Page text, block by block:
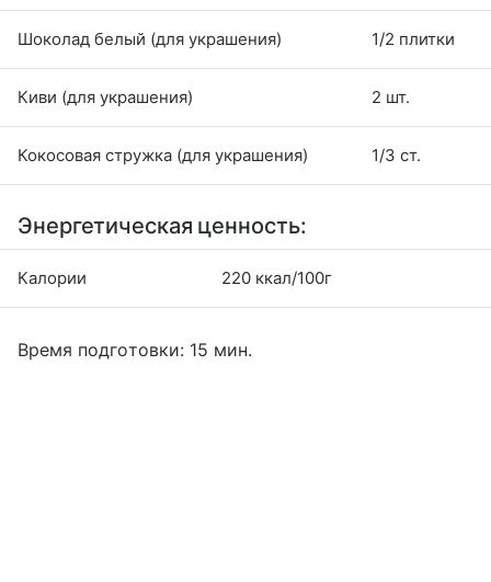
Шоколад белый (для украшения) 1/2 плитки
Киви (для украшения) 2 шт.
Кокосовая стружка (для украшения) 1/3 ст.
Энергетическая ценность:
Калории 220 ккал/100г
Время подготовки: 15 мин.